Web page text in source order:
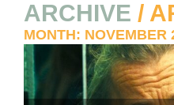
ARCHIVE /
MONTH: NOVEMBER